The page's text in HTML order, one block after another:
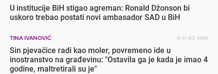
U institucije BiH stigao agreman: Ronald Džonson bi
uskoro trebao postati novi ambasador SAD u BiH
TINA IVANOVIĆ 4 H 40 MIN
Sin pjevačice radi kao moler, povremeno ide u
inostranstvo na građevinu: "Ostavila ga je kada je imao 4
godine, maltretirali su je"